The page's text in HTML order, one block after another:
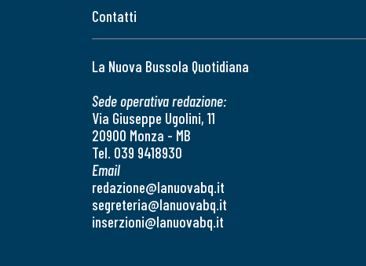
Contatti
La Nuova Bussola Quotidiana
Sede operativa redazione:
Via Giuseppe Ugolini, 11
20900 Monza - MB
Tel. 039 9418930
Email
redazione@lanuovabq.it
segreteria@lanuovabq.it
inserzioni@lanuovabq.it